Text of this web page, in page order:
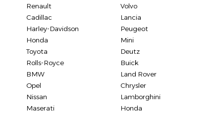
Renault
Volvo
Cadillac
Lancia
Harley-Davidson
Peugeot
Honda
Mini
Toyota
Deutz
Rolls-Royce
Buick
BMW
Land Rover
Opel
Chrysler
Nissan
Lamborghini
Maserati
Honda